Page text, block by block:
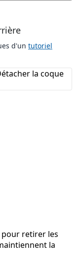
d'un tutoriel
retirer les
la